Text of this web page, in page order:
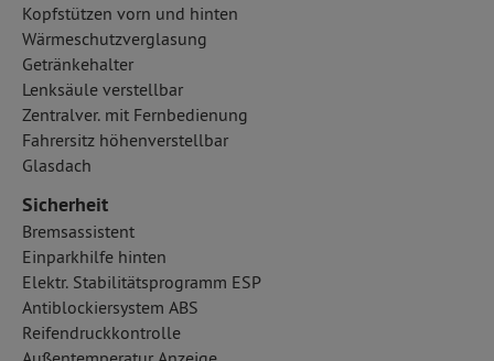
Kopfstützen vorn und hinten
Wärmeschutzverglasung
Getränkehalter
Lenksäule verstellbar
Zentralver. mit Fernbedienung
Fahrersitz höhenverstellbar
Glasdach
Sicherheit
Bremsassistent
Einparkhilfe hinten
Elektr. Stabilitätsprogramm ESP
Antiblockiersystem ABS
Reifendruckkontrolle